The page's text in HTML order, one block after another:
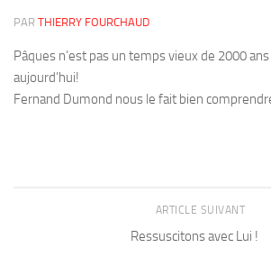
PAR THIERRY FOURCHAUD
Pâques n’est pas un temps vieux de 2000
aujourd’hui!
Fernand Dumond nous le fait bien
ARTICLE SUIVANT
Ressuscitons avec Lui !